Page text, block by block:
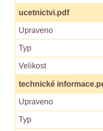
ucetnictvi.pdf
technické